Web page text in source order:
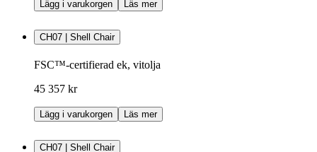
Lägg i varukorgen Läs mer
CH07 | Shell Chair
FSC™-certifierad ek, vitolja
45 357 kr
Lägg i varukorgen Läs mer
CH07 | Shell Chair